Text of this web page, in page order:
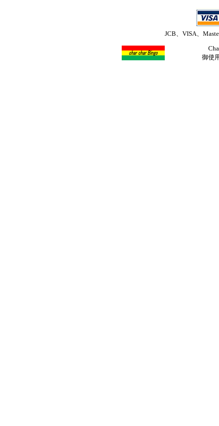
JCB、VISA、
御使